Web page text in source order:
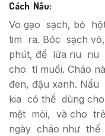
Cách Nấu:
Vo gạo sạch, bỏ
tim ra. Bóc sạch
phút, để lửa riu
cho tí muối. Cháo
đen, đậu xanh.
kia có thể dùng
mệt mỏi, và cho
ngày cháo như thế